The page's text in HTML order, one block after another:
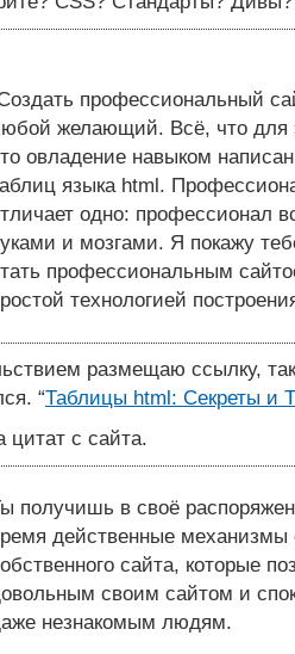
профессиональный
желающий. Всё, что для
овладение навыком
языка html.
одно: профессионал
и мозгами. Я покажу
профессиональным
технологией
размещаю ссылку,
“Таблицы html: Секреты и
цитат с сайта.
получишь в своё
действенные механизмы
сайта, которые
своим сайтом и
незнакомым людям.